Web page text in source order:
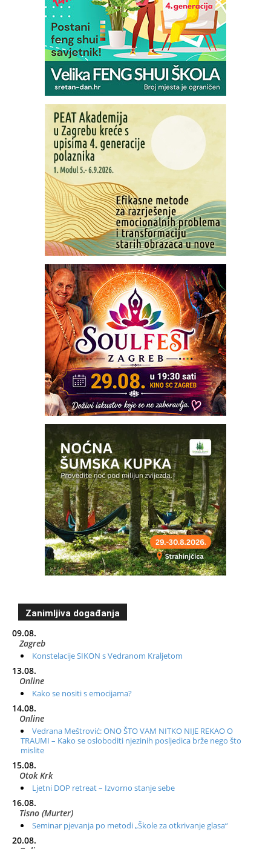
Zanimljiva događanja
09.08.
Zagreb
Konstelacije SIKON s Vedranom Kraljetom
13.08.
Online
Kako se nositi s emocijama?
14.08.
Online
Vedrana Meštrović: ONO ŠTO VAM NITKO NIJE REKAO O
TRAUMI – Kako se osloboditi njezinih posljedica brže nego što
mislite
15.08.
Otok Krk
Ljetni DOP retreat – Izvorno stanje sebe
16.08.
Tisno (Murter)
Seminar pjevanja po metodi „Škole za otkrivanje glasa“
20.08.